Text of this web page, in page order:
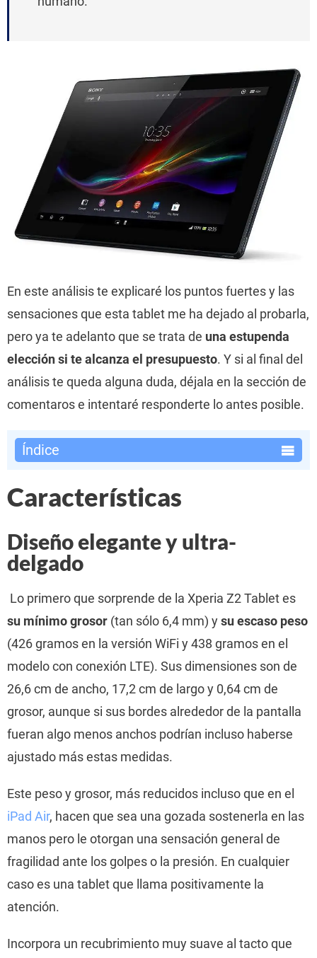
En este análisis te explicaré los puntos fuertes y las
sensaciones que esta tablet me ha dejado al probarla,
pero ya te adelanto que se trata de una estupenda
elección si te alcanza el presupuesto. Y si al final del
análisis te queda alguna duda, déjala en la sección de
comentaros e intentaré responderte lo antes posible.
Índice
Características
Diseño elegante y ultra-
delgado
Lo primero que sorprende de la Xperia Z2 Tablet es
su mínimo grosor (tan sólo 6,4 mm) ysu escaso peso
(426 gramos en la versión WiFi y 438 gramos en el
modelo con conexión LTE). Sus dimensiones son de
26,6 cm de ancho, 17,2 cm de largo y 0,64 cm de
grosor, aunque si sus bordes alrededor de la pantalla
fueran algo menos anchos podrían incluso haberse
ajustado más estas medidas.
Este peso y grosor, más reducidos incluso que en el
iPad Air, hacen que sea una gozada sostenerla en las
manos pero le otorgan una sensación general de
fragilidad ante los golpes o la presión. En cualquier
caso es una tablet que llama positivamente la
atención.
Incorpora un recubrimiento muy suave al tacto que